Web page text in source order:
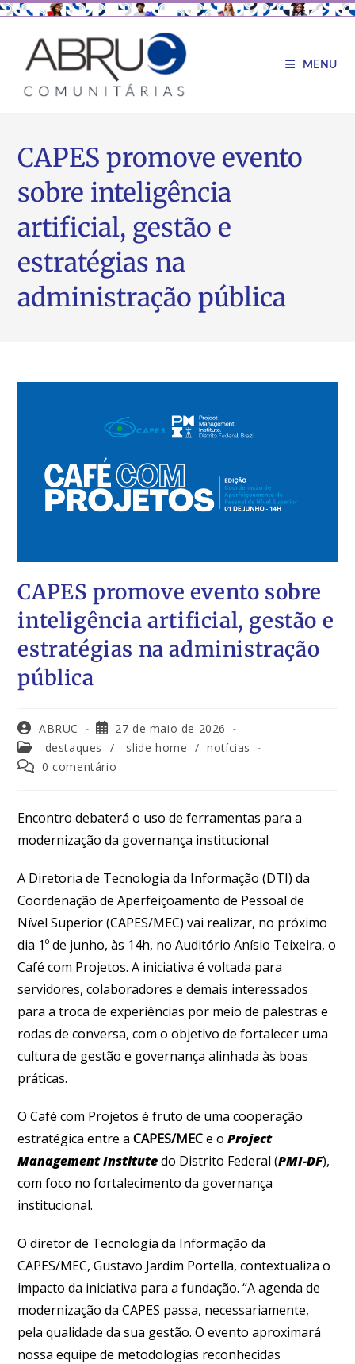
MENU
CAPES promove evento
sobre inteligência
artificial, gestão e
estratégias na
administração pública
CAPES promove evento sobre
inteligência artificial, gestão e
estratégias na administração
pública
ABRUC
27 de maio de 2026
-destaques
/ -slide home / notícias
0 comentário
Encontro debaterá o uso de ferramentas para a
modernização da governança institucional
A Diretoria de Tecnologia da Informação (DTI) da
Coordenação de Aperfeiçoamento de Pessoal de
Nível Superior (CAPES/MEC) vai realizar, no próximo
dia 1º de junho, às 14h, no Auditório Anísio Teixeira, o
Café com Projetos. A iniciativa é voltada para
servidores, colaboradores e demais interessados
para a troca de experiências por meio de palestras e
rodas de conversa, com o objetivo de fortalecer uma
cultura de gestão e governança alinhada às boas
práticas.
O Café com Projetos é fruto de uma cooperação
estratégica entre aCAPES/MECe oProject
Management Institutedo Distrito Federal (PMI-DF),
com foco no fortalecimento da governança
institucional.
O diretor de Tecnologia da Informação da
CAPES/MEC, Gustavo Jardim Portella, contextualiza o
impacto da iniciativa para a fundação. “A agenda de
modernização da CAPES passa, necessariamente,
pela qualidade da sua gestão. O evento aproximará
nossa equipe de metodologias reconhecidas